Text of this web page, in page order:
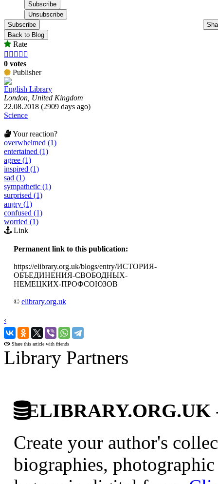
Subscribe
Back to Blog
Rate
    
0 votes
Publisher
English Library
London, United Kingdom
22.08.2018 (2909 days ago)
Science
Your reaction?
overwhelmed (1)
entertained (1)
agree (1)
inspired (1)
sad (1)
sympathetic (1)
surprised (1)
angry (1)
confused (1)
worried (1)
Link
Permanent link to this publication:
https://elibrary.org.uk/blogs/entry/ИСТОРИЯ-
ОБЪЕДИНЕНИЯ-СВОБОДНЫХ-
НЕМЕЦКИХ-ПРОФСОЮЗОВ
© elibrary.org.uk
‹
›
Share this article with friends
Library Partners
Create your author's
biographies,